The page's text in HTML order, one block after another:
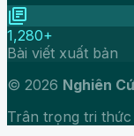
library_books
1,280+
Bài viết xuất bản
© 2026 Nghiên
Trân trọng tri